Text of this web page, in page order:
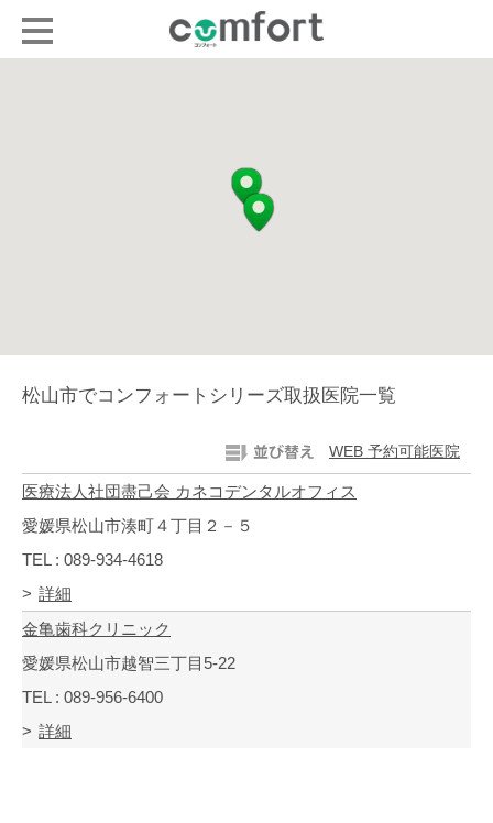
松山市でコンフォートシリーズ取扱医院一覧
WEB 予約可能医院
医療法人社団盡己会 カネコデンタルオフィス
愛媛県松山市湊町４丁目２－５
TEL : 089-934-4618
詳細
金亀歯科クリニック
愛媛県松山市越智三丁目5-22
TEL : 089-956-6400
詳細